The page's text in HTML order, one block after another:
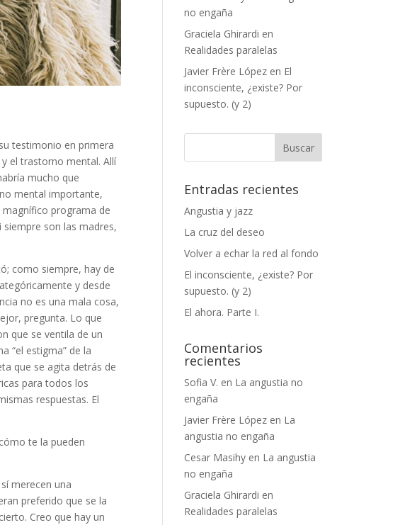
testimonio en primera
el trastorno mental. Allí
mucho que
mental importante,
magnífico programa de
son las madres,
como siempre, hay de
y desde
no es una mala cosa,
pregunta. Lo que
que se ventila de un
“el estigma” de la
que se agita detrás de
para todos los
respuestas. El
te la pueden
merecen una
preferido que se la
Creo que hay un
no engaña
Graciela Ghirardi en
Realidades paralelas
Javier Frère López en El
inconsciente, ¿existe? Por
supuesto. (y 2)
Entradas recientes
Angustia y jazz
La cruz del deseo
Volver a echar la red al fondo
El inconsciente, ¿existe? Por
supuesto. (y 2)
El ahora. Parte I.
Comentarios
recientes
Sofia V. en La angustia no
engaña
Javier Frère López en La
angustia no engaña
Cesar Masihy en La angustia
no engaña
Graciela Ghirardi en
Realidades paralelas